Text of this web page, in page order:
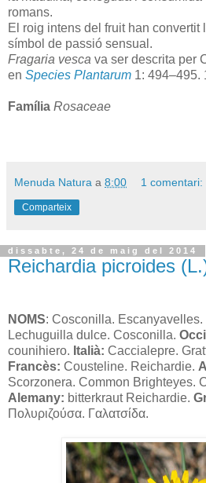
romans.
El roig intens del fruit han convertit
símbol de passió sensual.
Fragaria vesca va ser descrita per
en Species Plantarum 1: 494–495.
Família Rosaceae
Menuda Natura a 8:00 1 comentari:
Comparteix
dissabte, 24 de maig del 2014
Reichardia picroides
NOMS: Cosconilla. Escanyavelles.
Lechuguilla dulce. Cosconilla.
counihiero. Italià: Caccialepre.
Francès: Cousteline. Reichardie.
Scorzonera. Common Brighteyes.
Alemany: bitterkraut Reichardie.
Πολυριζούσα. Γαλατσίδα.